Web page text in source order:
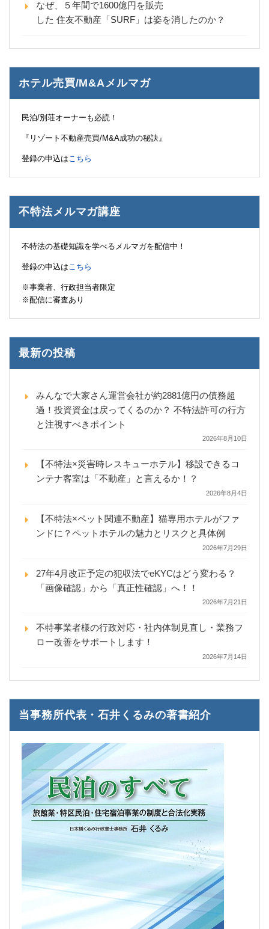
なぜ、５年間で1600億円を販売
した 住友不動産「SURF」は姿を消したのか？
ホテル売買/M&Aメルマガ
民泊/別荘オーナーも必読！
『リゾート不動産売買/M&A成功の秘訣』
登録の申込は こちら
不特法メルマガ講座
不特法の基礎知識を学べるメルマガを配信中！
登録の申込は こちら
※事業者、行政担当者限定
※配信に審査あり
最新の投稿
みんなで大家さん運営会社が約2881億円の債務超
過！投資資金は戻ってくるのか？ 不特法許可の行方
と注視すべきポイント
2026年8月10日
【不特法×災害時レスキューホテル】移設できるコ
ンテナ客室は「不動産」と言えるか！？
2026年8月4日
【不特法×ペット関連不動産】猫専用ホテルがファ
ンドに？ペットホテルの魅力とリスクと具体例
2026年7月29日
27年4月改正予定の犯収法でeKYCはどう変わる？
「画像確認」から「真正性確認」へ！！
2026年7月21日
不特事業者様の行政対応・社内体制見直し・業務フ
ロー改善をサポートします！
2026年7月14日
当事務所代表・石井くるみの著書紹介